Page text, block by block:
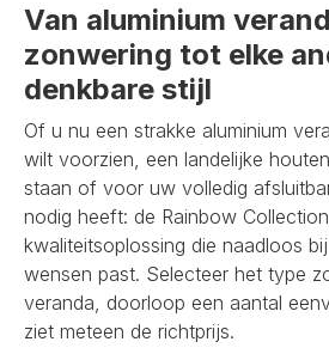
Van aluminium
zonwering tot elke
denkbare stijl
Of u nu een strakke aluminium
wilt voorzien, een landelijke
staan of voor uw volledig
nodig heeft: de Rainbow
kwaliteitsoplossing die naadloos
wensen past. Selecteer het type
veranda, doorloop een aantal
ziet meteen de richtprijs.